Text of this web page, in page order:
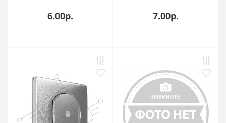
6.00р. 7.00р.